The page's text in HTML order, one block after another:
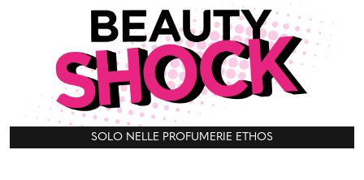
SOLO NELLE PROFUMERIE ETHOS